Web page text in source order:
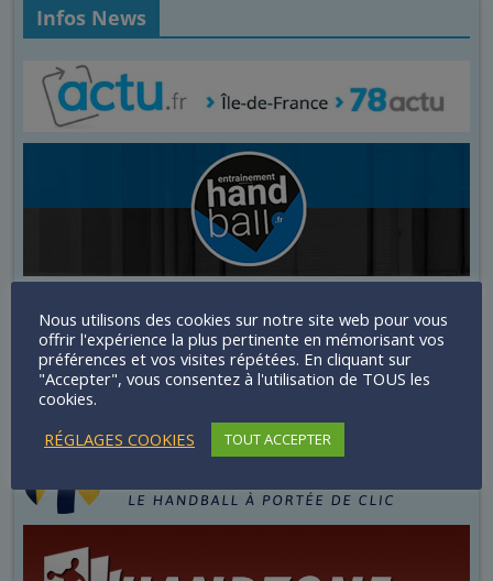
Infos News
Nous utilisons des cookies sur notre site web pour vous
offrir l'expérience la plus pertinente en mémorisant vos
préférences et vos visites répétées. En cliquant sur
"Accepter", vous consentez à l'utilisation de TOUS les
cookies.
RÉGLAGES COOKIES
TOUT ACCEPTER